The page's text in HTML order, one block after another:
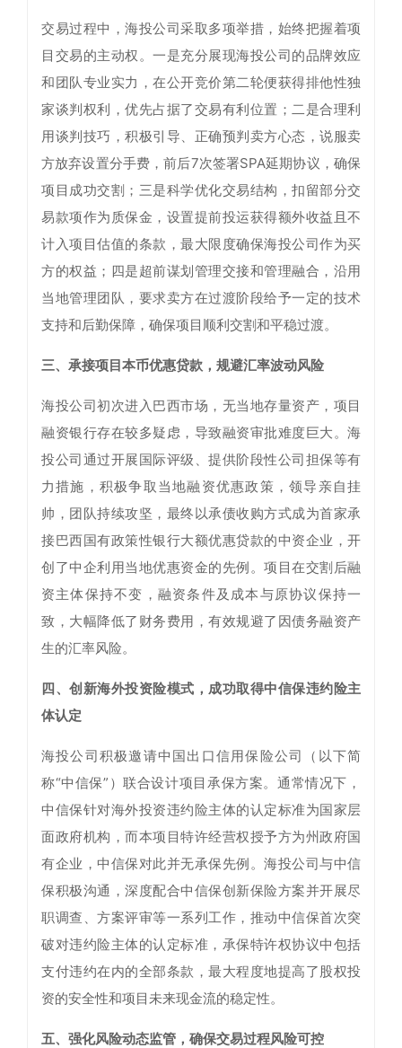
交易过程中，海投公司采取多项举措，始终把握着项
目交易的主动权。一是充分展现海投公司的品牌效应
和团队专业实力，在公开竞价第二轮便获得排他性独
家谈判权利，优先占据了交易有利位置；二是合理利
用谈判技巧，积极引导、正确预判卖方心态，说服卖
方放弃设置分手费，前后7次签署SPA延期协议，确保
项目成功交割；三是科学优化交易结构，扣留部分交
易款项作为质保金，设置提前投运获得额外收益且不
计入项目估值的条款，最大限度确保海投公司作为买
方的权益；四是超前谋划管理交接和管理融合，沿用
当地管理团队，要求卖方在过渡阶段给予一定的技术
支持和后勤保障，确保项目顺利交割和平稳过渡。
三、承接项目本币优惠贷款，规避汇率波动风险
海投公司初次进入巴西市场，无当地存量资产，项目
融资银行存在较多疑虑，导致融资审批难度巨大。海
投公司通过开展国际评级、提供阶段性公司担保等有
力措施，积极争取当地融资优惠政策，领导亲自挂
帅，团队持续攻坚，最终以承债收购方式成为首家承
接巴西国有政策性银行大额优惠贷款的中资企业，开
创了中企利用当地优惠资金的先例。项目在交割后融
资主体保持不变，融资条件及成本与原协议保持一
致，大幅降低了财务费用，有效规避了因债务融资产
生的汇率风险。
四、创新海外投资险模式，成功取得中信保违约险主
体认定
海投公司积极邀请中国出口信用保险公司（以下简
称“中信保”）联合设计项目承保方案。通常情况下，
中信保针对海外投资违约险主体的认定标准为国家层
面政府机构，而本项目特许经营权授予方为州政府国
有企业，中信保对此并无承保先例。海投公司与中信
保积极沟通，深度配合中信保创新保险方案并开展尽
职调查、方案评审等一系列工作，推动中信保首次突
破对违约险主体的认定标准，承保特许权协议中包括
支付违约在内的全部条款，最大程度地提高了股权投
资的安全性和项目未来现金流的稳定性。
五、强化风险动态监管，确保交易过程风险可控